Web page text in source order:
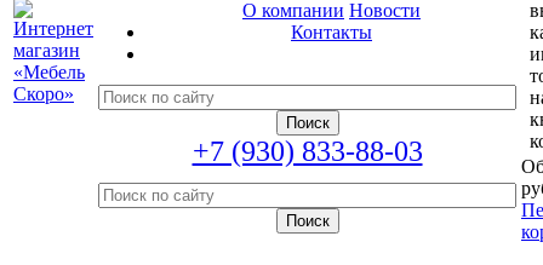
О компании Новости
Контакты
+7 (930) 833-88-03